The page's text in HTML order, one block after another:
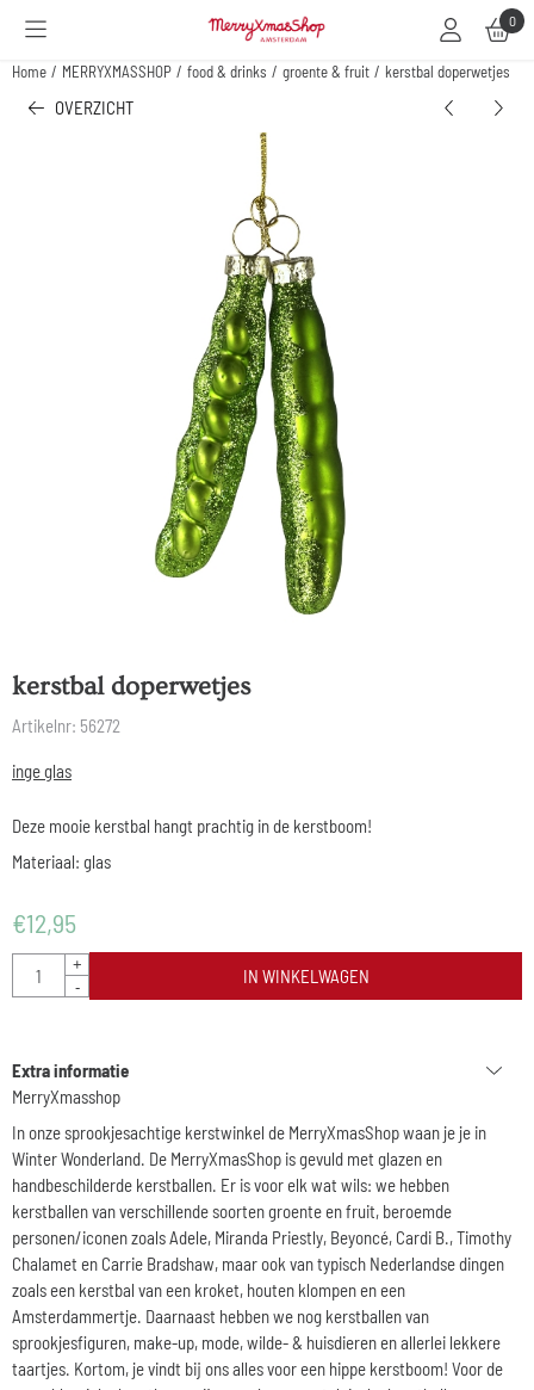
Cookievoorkeuren zijn beschikbaar. Kies instellingen of sta alle cookies toe.0
Home / MERRYXMASSHOP / food & drinks / groente & fruit / kerstbal doperwetjes
OVERZICHT
kerstbal doperwetjes
Artikelnr: 56272
inge glas
Deze mooie kerstbal hangt prachtig in de kerstboom!
Materiaal: glas
€12,95
Aantal
+
-
IN WINKELWAGEN
Extra informatie
MerryXmasshop
In onze sprookjesachtige kerstwinkel de MerryXmasShop waan je je in
Winter Wonderland. De MerryXmasShop is gevuld met glazen en
handbeschilderde kerstballen. Er is voor elk wat wils: we hebben
kerstballen van verschillende soorten groente en fruit, beroemde
personen/iconen zoals Adele, Miranda Priestly, Beyoncé, Cardi B., Timothy
Chalamet en Carrie Bradshaw, maar ook van typisch Nederlandse dingen
zoals een kerstbal van een kroket, houten klompen en een
Amsterdammertje. Daarnaast hebben we nog kerstballen van
sprookjesfiguren, make-up, mode, wilde- & huisdieren en allerlei lekkere
taartjes. Kortom, je vindt bij ons alles voor een hippe kerstboom! Voor de